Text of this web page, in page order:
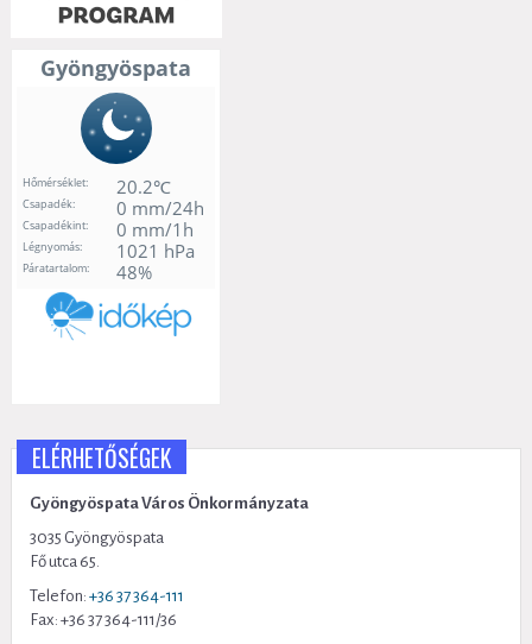
ELÉRHETŐSÉGEK
Gyöngyöspata Város Önkormányzata
3035 Gyöngyöspata
Fő utca 65.
Telefon: +36 37 364-111
Fax: +36 37 364-111/36